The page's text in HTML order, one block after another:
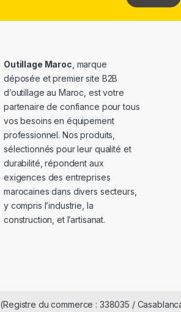
Outillage Maroc, marque
déposée et premier site B2B
d’outillage au Maroc, est votre
partenaire de confiance pour tous
vos besoins en équipement
professionnel. Nos produits,
sélectionnés pour leur qualité et
durabilité, répondent aux
exigences des entreprises
marocaines dans divers secteurs,
y compris l’industrie, la
construction, et l’artisanat.
(Registre du commerce : 338035 /